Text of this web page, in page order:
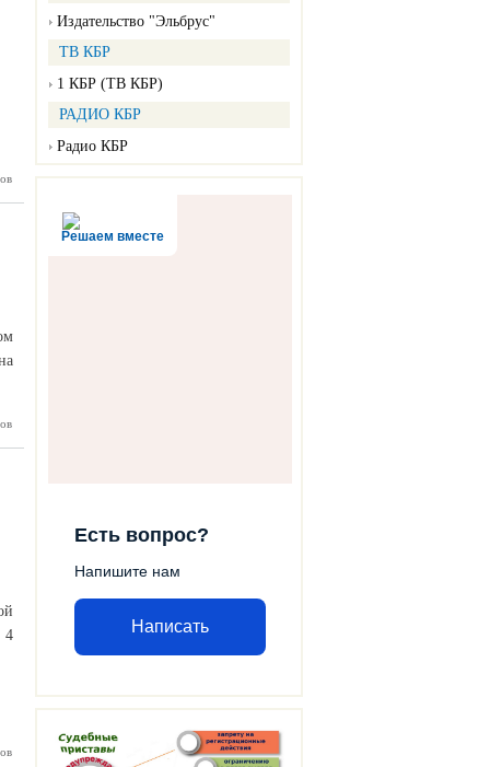
Издательство "Эльбрус"
ТВ КБР
1 КБР (ТВ КБР)
РАДИО КБР
Радио КБР
Решаем вместе
Есть вопрос?
Напишите нам
Написать
4